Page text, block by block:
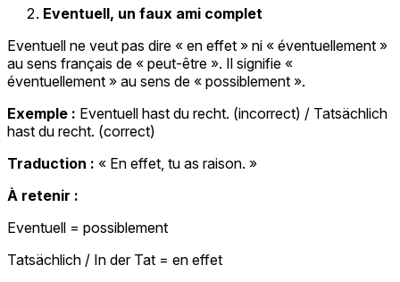
Eventuell, un faux ami complet
Eventuell ne veut pas dire « en effet » ni « éventuellement »
au sens français de « peut-être ». Il signifie «
éventuellement » au sens de « possiblement ».
Exemple : Eventuell hast du recht. (incorrect) / Tatsächlich
hast du recht. (correct)
Traduction : « En effet, tu as raison. »
À retenir :
Eventuell = possiblement
Tatsächlich / In der Tat = en effet